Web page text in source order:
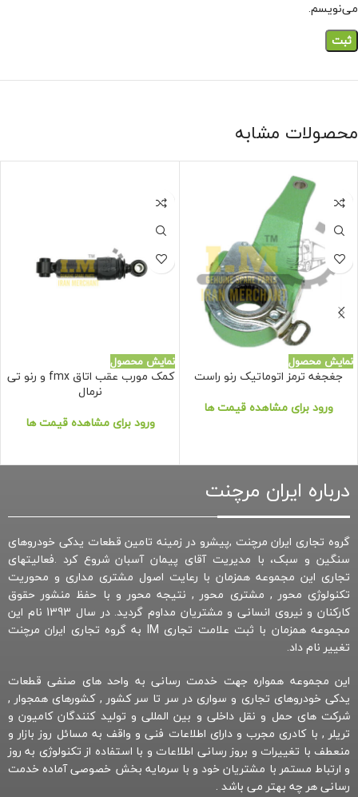
می‌نویسم.
محصولات مشابه
نمایش محصول
جغجغه ترمز اتوماتیک رنو راست
ورود برای مشاهده قیمت ها
نمایش محصول
کمک مورب عقب اتاق fmx و رنو تی
نرمال
ورود برای مشاهده قیمت ها
درباره ایران مرچنت
گروه تجاری ایران مرچنت ,پیشرو در زمینه تامین قطعات یدکی خودروهای
سنگین و سبک، با مدیریت آقای پیمان آسبان شروع کرد .فعالیتهای
تجاری این مجموعه همزمان با رعایت اصول مشتری مداری و محوریت
تکنولوژی محور , مشتری محور , نتیجه محور و با حفظ منشور حقوق
کارکنان و نیروی انسانی و مشتریان مداوم گردید. در سال 1393 نام این
مجموعه همزمان با ثبت علامت تجاری IM به گروه تجاری ایران مرچنت
تغییر نام داد.
این مجموعه همواره جهت خدمت رسانی به واحد های صنفی قطعات
یدکی خودروهای تجاری و سواری در سر تا سر کشور , کشورهای همجوار ,
شرکت های حمل و نقل داخلی و بین المللی و تولید کنندگان کامیون و
تریلر , با کادری مجرب و دارای اطلاعات فنی و واقف به مسائل روز بازار و
منعطف با تغییرات و بروز رسانی اطلاعات و با استفاده از تکنولوژی به روز
و ارتباط مستمر با مشتریان خود و با سرمایه بخش خصوصی آماده خدمت
رسانی هر چه بهتر می باشد .